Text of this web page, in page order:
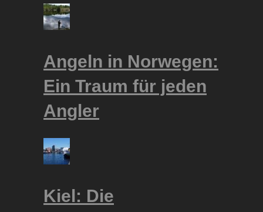
Angeln in Norwegen:
Ein Traum für jeden
Angler
Kiel: Die